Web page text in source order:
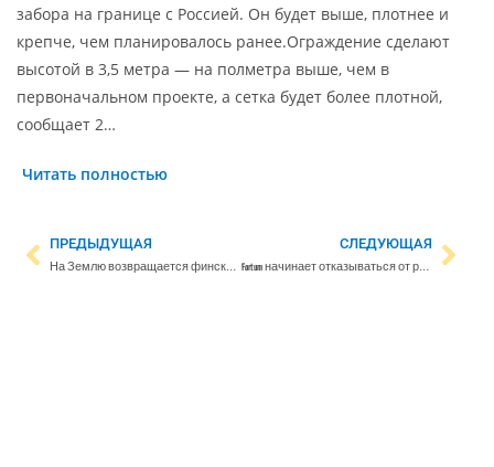
забора на границе с Россией. Он будет выше, плотнее и
крепче, чем планировалось ранее.Ограждение сделают
высотой в 3,5 метра — на полметра выше, чем в
первоначальном проекте, а сетка будет более плотной,
сообщает 2…
Читать полностью
ПРЕДЫДУЩАЯ
На Землю возвращается финский спутник, который войдет в историю – его можно будет увидеть на небе
СЛЕДУЮЩАЯ
Fortum начинает отказываться от российского топлива на АЭС в Ловииса